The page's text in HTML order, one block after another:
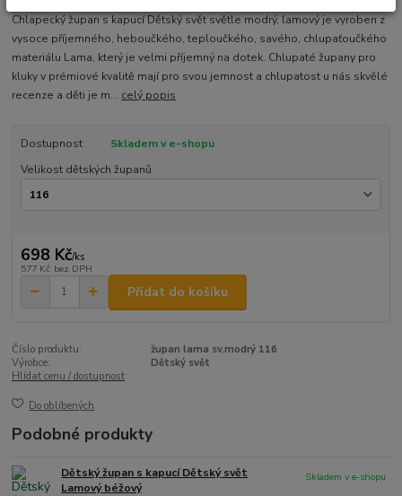
Chlapecký župan s kapucí Dětský svět světle modrý, lamový je vyroben z
vysoce příjemného, heboučkého, teploučkého, savého, chlupaťoučkého
materiálu Lama, který je velmi příjemný na dotek. Chlupaté župany pro
kluky v prémiové kvalitě mají pro svou jemnost a chlupatost u nás skvělé
recenze a děti je m... celý popis
Dostupnost
Skladem v e-shopu
Velikost dětských županů
698 Kč/ks
577 Kč bez DPH
Přidat do košíku
Číslo produktu:
župan lama sv.modrý 116
Výrobce:
Dětský svět
Hlídat cenu / dostupnost
Do oblíbených
Podobné produkty
Dětský župan s kapucí Dětský svět
Lamový béžový
Skladem v e-shopu